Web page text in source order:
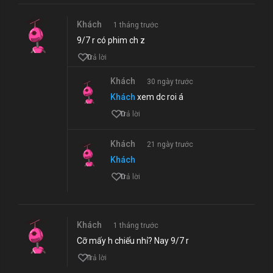
Khách 1 tháng trước
9/7 r có phim ch z
0
Trả lời
Khách 30 ngày trước
Khách xem dc roi á
0
Trả lời
Khách 21 ngày trước
Khách
0
Trả lời
Khách 1 tháng trước
Cỡ mấy h chiếu nhỉ? Nay 9/7 r
1
Trả lời